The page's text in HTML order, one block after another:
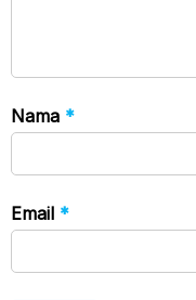
Nama *
Email *